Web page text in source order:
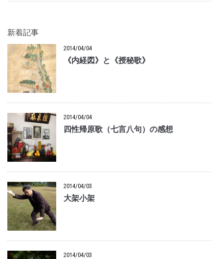
新着記事
2014/04/04
《内経図》と《授秘歌》
2014/04/04
四性帰原歌（七言八句）の感想
2014/04/03
大架小架
2014/04/03